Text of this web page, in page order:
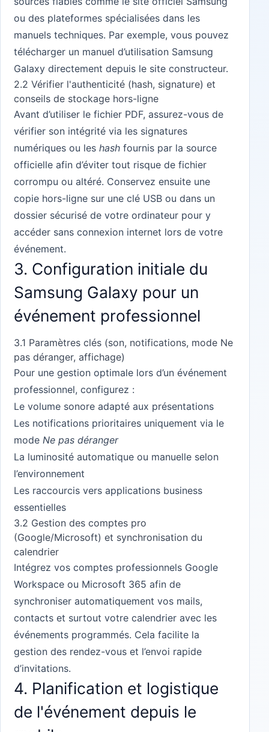
ou des plateformes spécialisées dans les
manuels techniques. Par exemple, vous pouvez
télécharger un manuel d’utilisation Samsung
Galaxy directement depuis le site constructeur.
2.2 Vérifier l'authenticité (hash, signature) et
conseils de stockage hors-ligne
Avant d’utiliser le fichier PDF, assurez-vous de
vérifier son intégrité via les signatures
numériques ou leshash fournis par la source
officielle afin d’éviter tout risque de fichier
corrompu ou altéré. Conservez ensuite une
copie hors-ligne sur une clé USB ou dans un
dossier sécurisé de votre ordinateur pour y
accéder sans connexion internet lors de votre
événement.
3. Configuration initiale du
Samsung Galaxy pour un
événement professionnel
3.1 Paramètres clés (son, notifications, mode Ne
pas déranger, affichage)
Pour une gestion optimale lors d’un événement
professionnel, configurez :
Le volume sonore adapté aux présentations
Les notifications prioritaires uniquement via le
mode Ne pas déranger
La luminosité automatique ou manuelle selon
l’environnement
Les raccourcis vers applications business
essentielles
3.2 Gestion des comptes pro
(Google/Microsoft) et synchronisation du
calendrier
Intégrez vos comptes professionnels Google
Workspace ou Microsoft 365 afin de
synchroniser automatiquement vos mails,
contacts et surtout votre calendrier avec les
événements programmés. Cela facilite la
gestion des rendez-vous et l’envoi rapide
d’invitations.
4. Planification et logistique
de l'événement depuis le